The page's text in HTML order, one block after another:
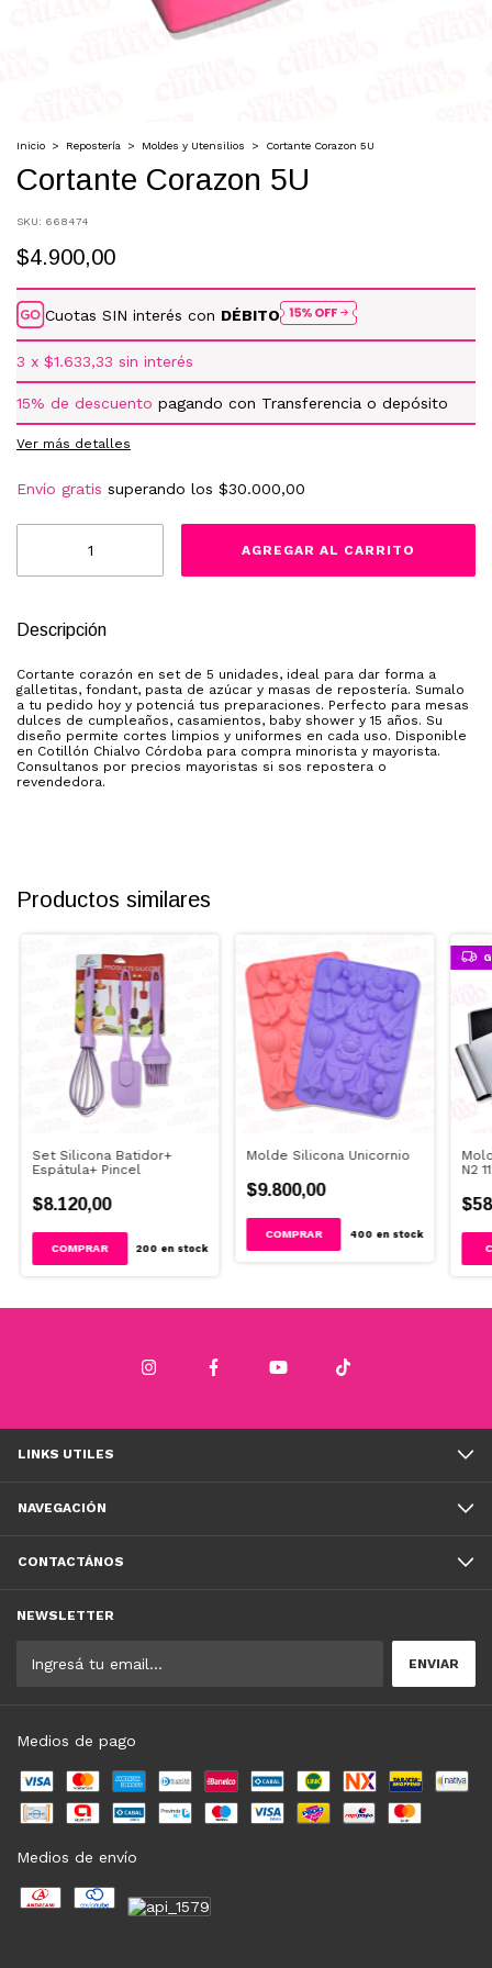
Inicio > Repostería > Moldes y Utensilios > Cortante Corazon 5U
Cortante Corazon 5U
SKU: 668474
$4.900,00
Cuotas SIN interés con DÉBITO
3 x $1.633,33 sin interés
15% de descuento pagando con Transferencia o depósito
Ver más detalles
Envío gratis superando los $30.000,00
Descripción
Cortante corazón en set de 5 unidades, ideal para dar forma a
galletitas, fondant, pasta de azúcar y masas de repostería. Sumalo
a tu pedido hoy y potenciá tus preparaciones. Perfecto para mesas
dulces de cumpleaños, casamientos, baby shower y 15 años. Su
diseño permite cortes limpios y uniformes en cada uso. Disponible
en Cotillón Chialvo Córdoba para compra minorista y mayorista.
Consultanos por precios mayoristas si sos repostera o
revendedora.
Productos similares
Set Silicona Batidor+
Espátula+ Pincel
$8.120,00
200 en stock
Molde Silicona Unicornio
$9.800,00
COMPRAR 400 en stock
N2
LINKS UTILES
NAVEGACIÓN
CONTACTÁNOS
NEWSLETTER
Medios de pago
Medios de envío